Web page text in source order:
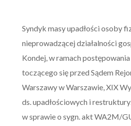
Syndyk masy upadłości osoby
nieprowadzącej działalności
Kondej, w ramach
toczącego się przed Sądem
Warszawy w Warszawie, XIX
ds. upadłościowych i
w sprawie o sygn. akt WA2M/